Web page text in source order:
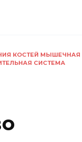
КОСТЕЙ МЫШЕЧНАЯ
СИСТЕМА